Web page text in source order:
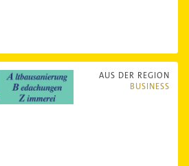
AUS DER REGION
BUSINESS